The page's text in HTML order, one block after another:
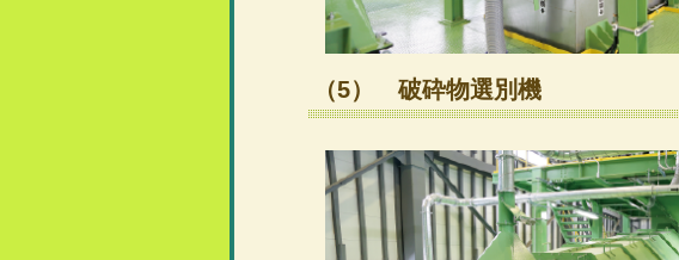
（5） 破砕物選別機